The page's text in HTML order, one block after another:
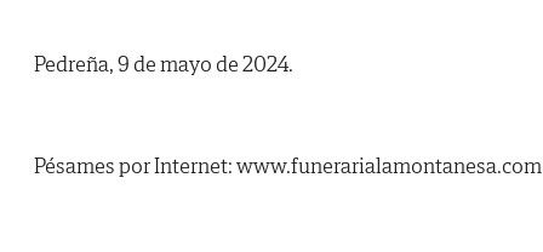
Pedreña, 9 de mayo de 2024.
Pésames por Internet: www.funerarialamontanesa.com